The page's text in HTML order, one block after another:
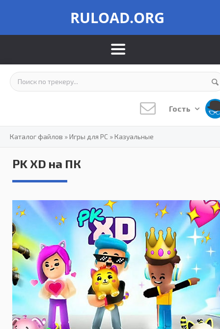
RULOAD.ORG
Гость
Каталог файлов »Игры для PC »Казуальные
PK XD на ПК